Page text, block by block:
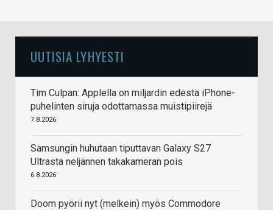
UUTISIA LYHYESTI
Tim Culpan: Applella on miljardin edestä iPhone-
puhelinten siruja odottamassa muistipiirejä
7.8.2026
Samsungin huhutaan tiputtavan Galaxy S27
Ultrasta neljännen takakameran pois
6.8.2026
Doom pyörii nyt (melkein) myös Commodore